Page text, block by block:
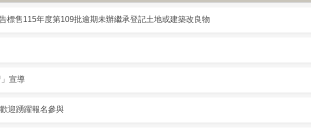
標售115年度第109批逾期未辦繼承登記土地或建築改良物
宣導
迎踴躍報名參與